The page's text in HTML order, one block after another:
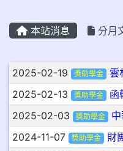
本站消息 分月
文章列表
2025-02-19 獎助學金 雲
2025-02-13 獎助學金 函
2025-02-03 獎助學金
2024-11-07 獎助學金 財